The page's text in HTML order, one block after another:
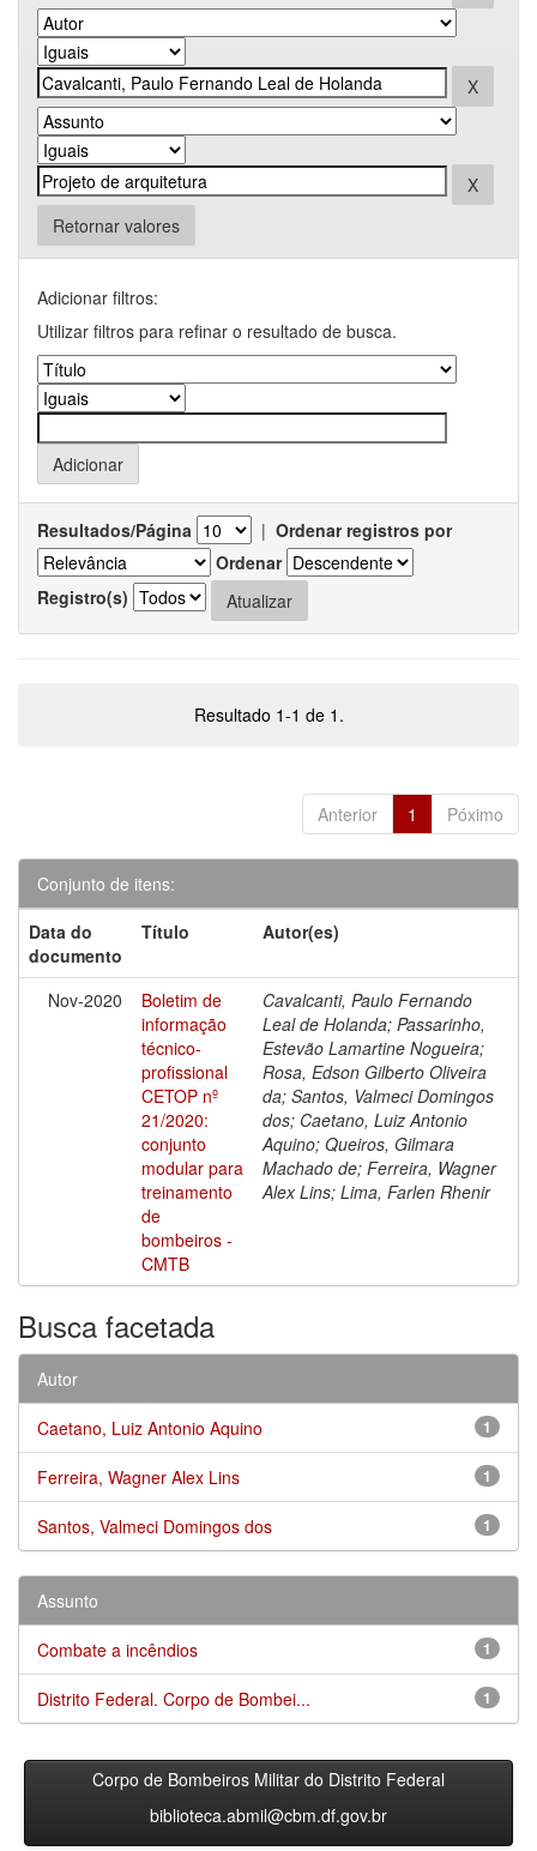
Retornar valores
Adicionar filtros:
Utilizar filtros para refinar o resultado de busca.
Resultados/Página | Ordenar registros por
Ordenar
Registro(s)
Resultado 1-1 de 1.
Anterior 1 Póximo
Conjunto de itens:
Data do
documento
Título Autor(es)
Nov-2020
Boletim de
informação
técnico-
profissional
CETOP nº
21/2020:
conjunto
modular para
treinamento
de
bombeiros -
CMTB
Cavalcanti, Paulo Fernando
Leal de Holanda; Passarinho,
Estevão Lamartine Nogueira;
Rosa, Edson Gilberto Oliveira
da; Santos, Valmeci Domingos
dos; Caetano, Luiz Antonio
Aquino; Queiros, Gilmara
Machado de; Ferreira, Wagner
Alex Lins; Lima, Farlen Rhenir
Busca facetada
Autor
1
Caetano, Luiz Antonio Aquino
1
Ferreira, Wagner Alex Lins
1
Santos, Valmeci Domingos dos
Assunto
1
Combate a incêndios
1
Distrito Federal. Corpo de Bombei...
Corpo de Bombeiros Militar do Distrito Federal
biblioteca.abmil@cbm.df.gov.br